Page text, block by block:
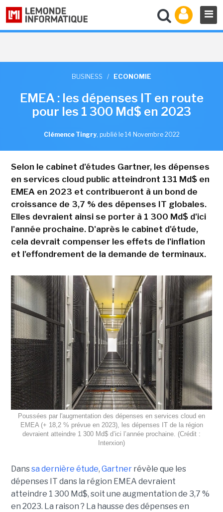
BUSINESS / ECONOMIE
EMEA : les dépenses IT en route
pour les 1 300 Md$ en 2023
Clémence Tingry, publié le 14 Novembre 2022
Selon le cabinet d'études Gartner, les dépenses
en services cloud public atteindront 131 Md$ en
EMEA en 2023 et contribueront à un bond de
croissance de 3,7 % des dépenses IT globales.
Elles devraient ainsi se porter à 1 300 Md$ d'ici
l'année prochaine. D'après le cabinet d'étude,
cela devrait compenser les effets de l'inflation
et l'effondrement de la demande de terminaux.
Poussées par l'augmentation des dépenses en services cloud en
EMEA (+ 18,2 % prévue en 2023), les dépenses IT de la région
devraient atteindre 1 300 Md$ d’ici l’année prochaine. (Crédit :
Interxion)
Danssa dernière étude, Gartnerrévèle que les
dépenses IT dans la région EMEA devraient
atteindre 1 300 Md$, soit une augmentation de 3,7 %
en 2023. La raison ? La hausse des dépenses en